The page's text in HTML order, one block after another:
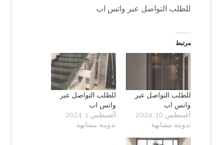
للطلب التواصل عبر واتس اب
مرتبط
للطلب التواصل عبر
واتس اب
أغسطس 10, 2024
تدوينة مشابهة
للطلب التواصل عبر
واتس اب
أغسطس 1, 2024
تدوينة مشابهة